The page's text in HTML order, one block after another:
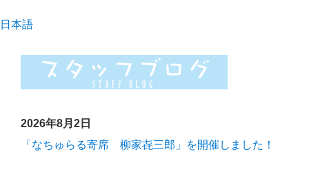
日本語
2026年8月2日
「なちゅらる寄席 柳家㐂三郎」を開催しました！